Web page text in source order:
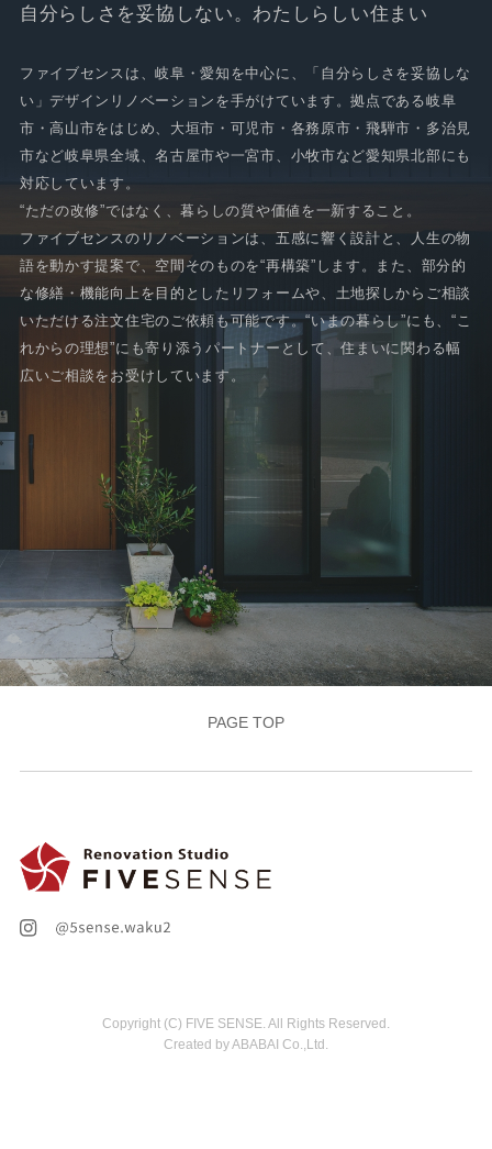
自分らしさを妥協しない。わたしらしい住まい
ファイブセンスは、岐阜・愛知を中心に、「自分らしさを妥協しな
い」デザインリノベーションを手がけています。拠点である岐阜
市・高山市をはじめ、大垣市・可児市・各務原市・飛騨市・多治見
市など岐阜県全域、名古屋市や一宮市、小牧市など愛知県北部にも
対応しています。
“ただの改修”ではなく、暮らしの質や価値を一新すること。
ファイブセンスのリノベーションは、五感に響く設計と、人生の物
語を動かす提案で、空間そのものを“再構築”します。また、部分的
な修繕・機能向上を目的としたリフォームや、土地探しからご相談
いただける注文住宅のご依頼も可能です。“いまの暮らし”にも、“こ
れからの理想”にも寄り添うパートナーとして、住まいに関わる幅
広いご相談をお受けしています。
PAGE TOP
Copyright (C) FIVE SENSE. All Rights Reserved.
Created by ABABAI Co.,Ltd.